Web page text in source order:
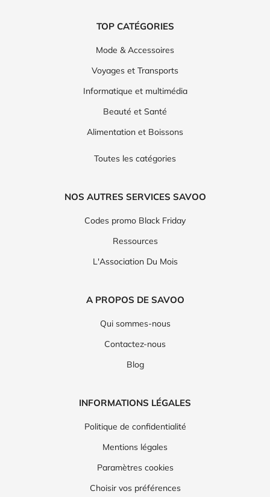
TOP CATÉGORIES
Mode & Accessoires
Voyages et Transports
Informatique et multimédia
Beauté et Santé
Alimentation et Boissons
Toutes les catégories
NOS AUTRES SERVICES SAVOO
Codes promo Black Friday
Ressources
L'Association Du Mois
A PROPOS DE SAVOO
Qui sommes-nous
Contactez-nous
Blog
INFORMATIONS LÉGALES
Politique de confidentialité
Mentions légales
Paramètres cookies
Choisir vos préférences